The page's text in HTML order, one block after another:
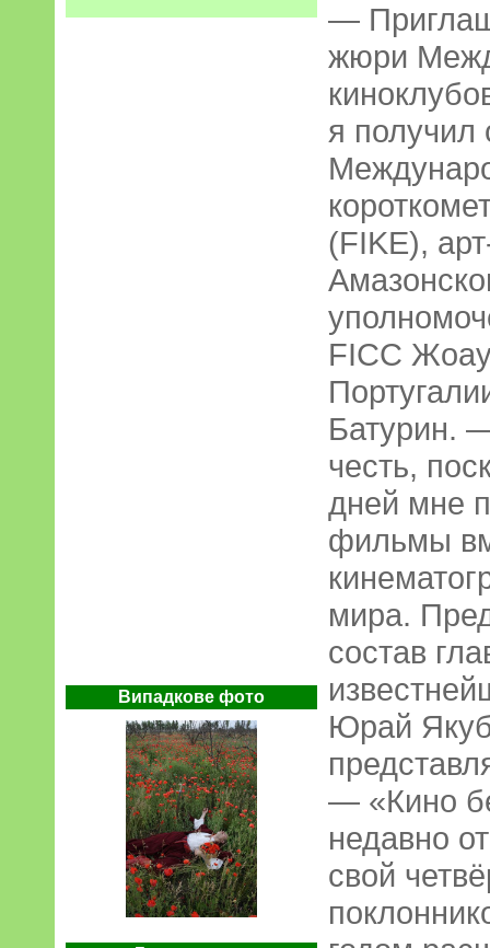
Випадкове фото
—
жюри
я получил
(FIKE),
FIСС
Батурин.
честь,
дней мне
фильмы
мира.
состав
Юрай
— «Кино
недавно
свой